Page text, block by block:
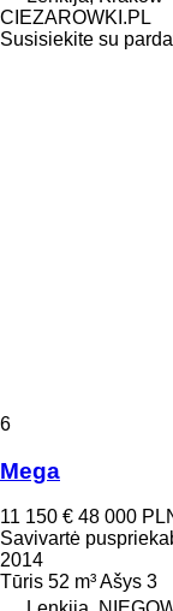
CIEZAROWKI.PL
Susisiekite su
6
Mega
11 150 € 48 000
Savivartė
2014
Tūris 52 m³Ašys 3